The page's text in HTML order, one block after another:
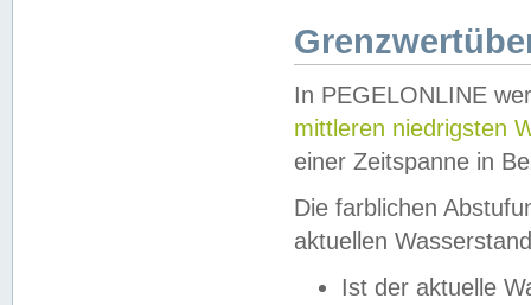
In PEGELONLINE
mittleren niedrigsten
einer Zeitspanne in
Die farblichen
aktuellen
Ist der aktuelle